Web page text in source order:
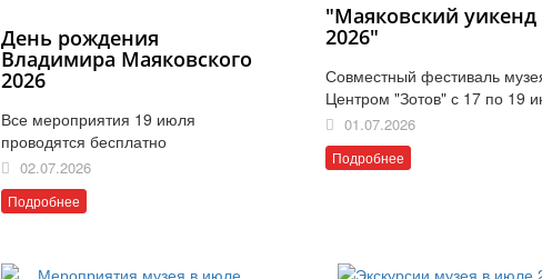
День рождения
Владимира Маяковского
2026
Все мероприятия 19 июля
проводятся бесплатно
02.07.2026
Подробнее
"Маяковский уикенд
2026"
Совместный фестиваль
Центром "Зотов" с 17 по 19
01.07.2026
Подробнее